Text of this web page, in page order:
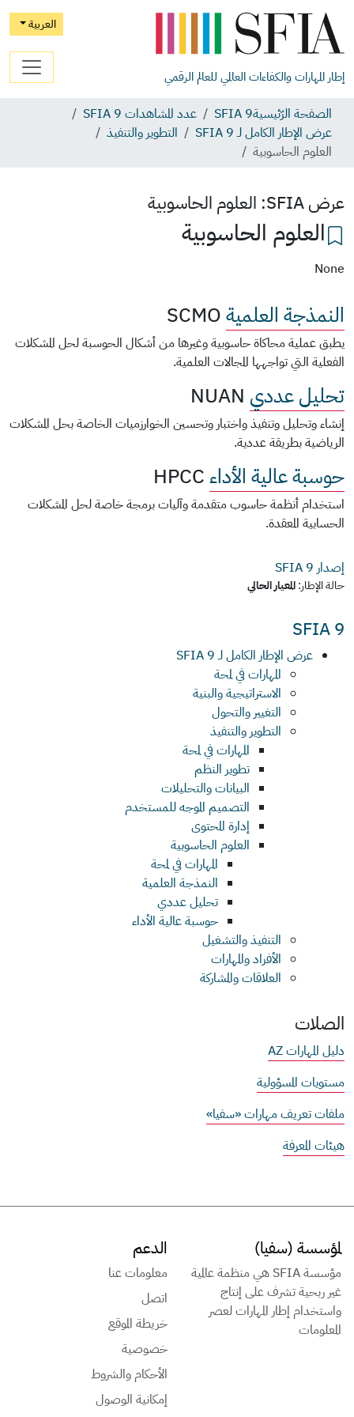
العربية
إطار المهارات والكفاءات العالمي للعالم الرقمي
الصفحة الرّئيسيةSFIA 9
عدد المشاهدات SFIA 9
عرض الإطار الكامل لـ SFIA 9
التطوير والتنفيذ
العلوم الحاسوبية
عرض SFIA: العلوم الحاسوبية
العلوم الحاسوبية
None
النمذجة العلميةSCMO
يطبق عملية محاكاة حاسوبية وغيرها من أشكال الحوسبة لحل المشكلات
الفعلية التي تواجهها المجالات العلمية.
تحليل عددي NUAN
إنشاء وتحليل وتنفيذ واختبار وتحسين الخوارزميات الخاصة بحل المشكلات
الرياضية بطريقة عددية.
حوسبة عالية الأداءHPCC
استخدام أنظمة حاسوب متقدمة وآليات برمجة خاصة لحل المشكلات
الحسابية المعقدة.
إصدار SFIA 9
حالة الإطار:المعيار الحالي
SFIA 9
عرض الإطار الكامل لـ SFIA 9
المهارات في لمحة
الاستراتيجية والبنية
التغيير والتحول
التطوير والتنفيذ
المهارات في لمحة
تطوير النظم
البيانات والتحليلات
التصميم الموجه للمستخدم
إدارة المحتوى
العلوم الحاسوبية
المهارات في لمحة
النمذجة العلمية
تحليل عددي
حوسبة عالية الأداء
التنفيذ والتشغيل
الأفراد والمهارات
العلاقات والمشاركة
الصلات
دليل المهارات AZ
مستويات المسؤولية
ملفات تعريف مهارات «سفيا»
هيئات المعرفة
لمؤسسة (سفيا)
مؤسسة SFIA هي منظمة عالمية
غير ربحية تشرف على إنتاج
واستخدام إطار المهارات لعصر
المعلومات
الدعم
معلومات عنا
اتصل
خريطة الموقع
خصوصية
الأحكام والشروط
إمكانية الوصول